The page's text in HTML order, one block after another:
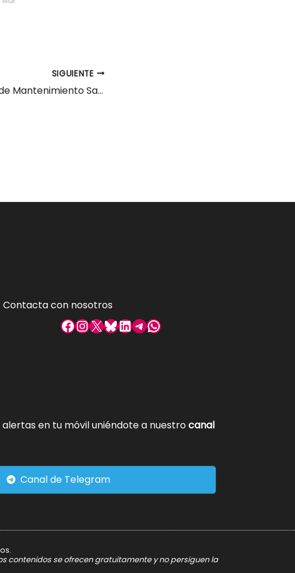
SIGUIENTE
Técnico/a de Mantenimiento Santander
Contacta con nosotros
Facebook
Instagram
X Bluesky
LinkedIn
Telegram
WhatsApp
en tu móvil uniéndote a nuestrocanal
Canal de Telegram
contenidos se ofrecen gratuitamente y no persiguen la